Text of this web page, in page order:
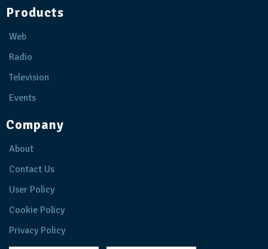
Products
Web
Radio
Television
Events
Company
About
Contact Us
User Policy
Cookie Policy
Privacy Policy